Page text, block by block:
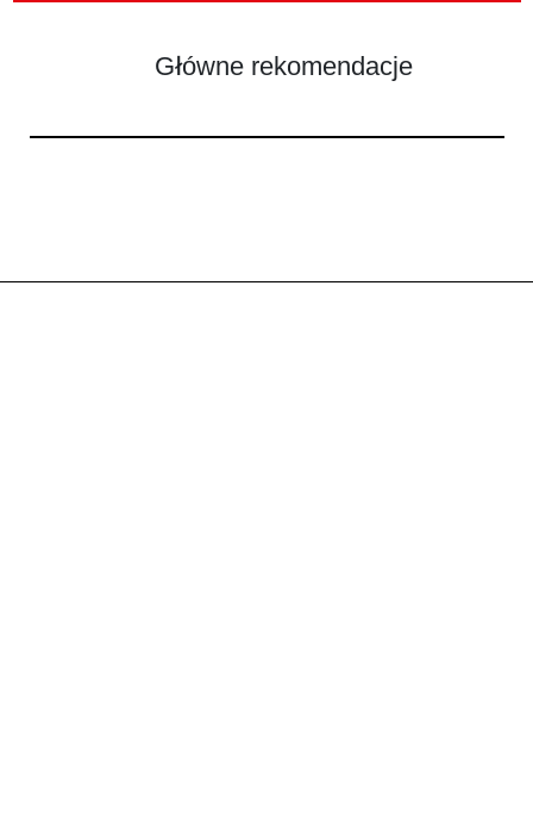
Główne rekomendacje